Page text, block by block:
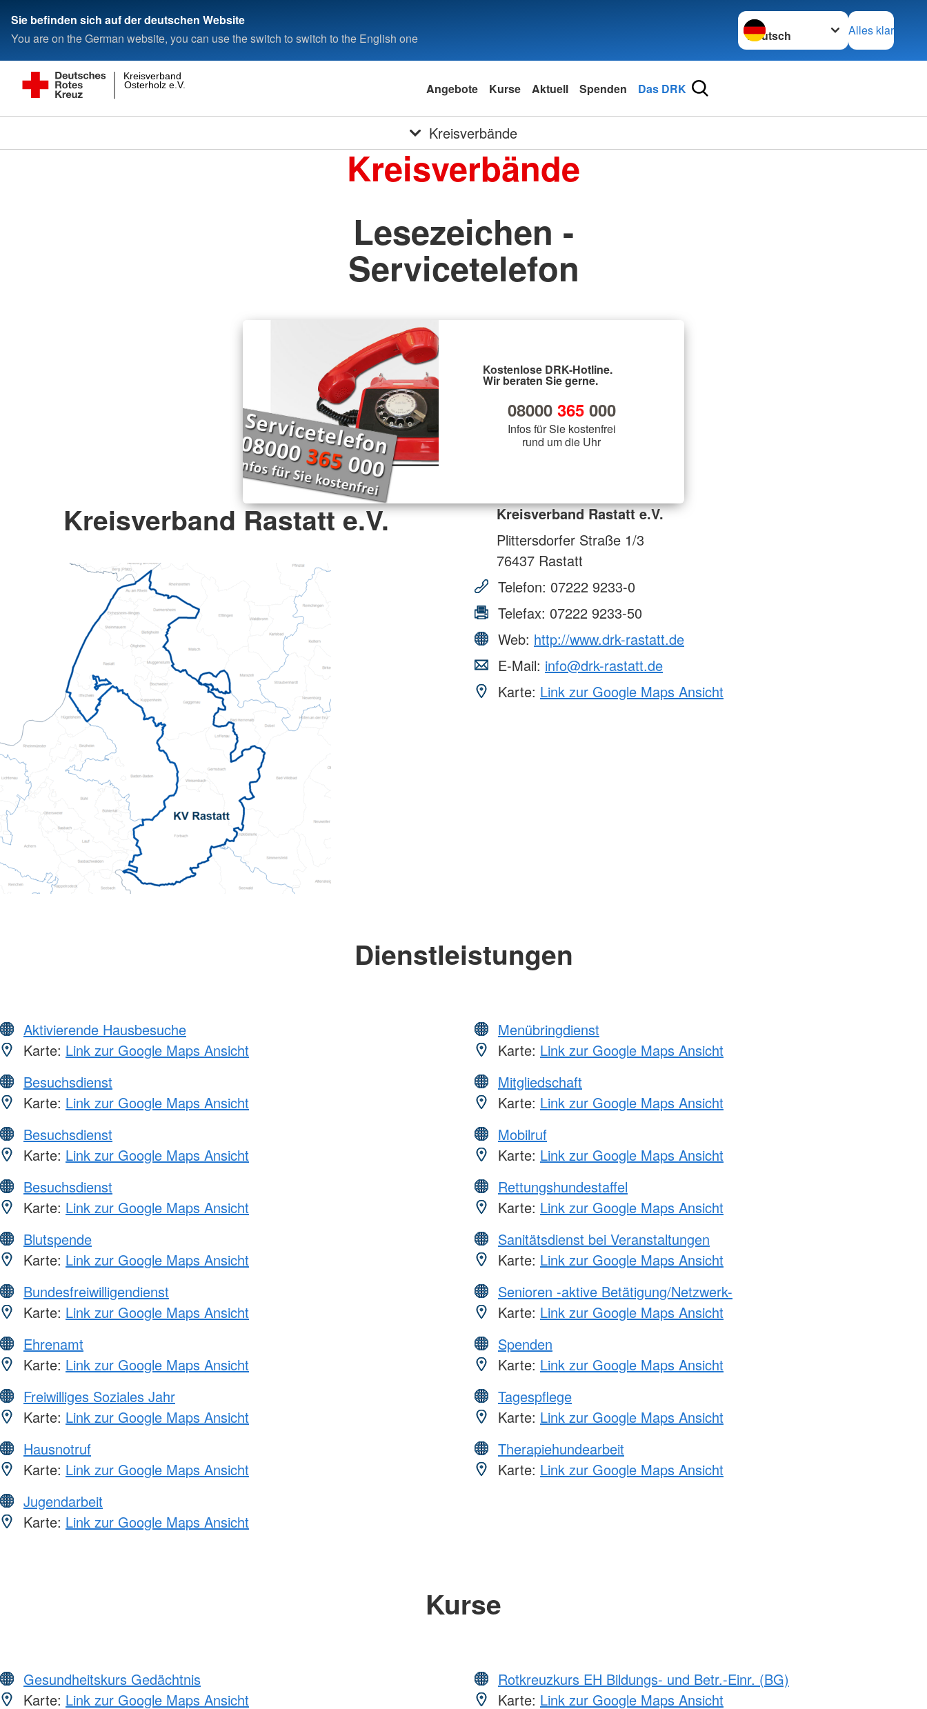
Sie befinden sich auf der deutschen Website
You are on the German website, you can use the switch to switch to the English one
Sprache wechseln zu
Alles klar
Osterholz e.V.
Kreisverband
Angebote Kurse Aktuell Spenden Das DRK
Kreisverbände
Kreisverbände
Lesezeichen -
Servicetelefon
Kostenlose DRK-Hotline.
Wir beraten Sie gerne.
08000 365000
Infos für Sie kostenfrei
rund um die Uhr
Kreisverband Rastatt e.V.
Kreisverband Rastatt e.V.
Plittersdorfer Straße 1/3
76437 Rastatt
Telefon: 07222 9233-0
Telefax: 07222 9233-50
Web: http://www.drk-rastatt.de
E-Mail: info@drk-rastatt.de
Karte: Link zur Google Maps Ansicht
Dienstleistungen
Aktivierende Hausbesuche
Karte: Link zur Google Maps Ansicht
Besuchsdienst
Karte: Link zur Google Maps Ansicht
Besuchsdienst
Karte: Link zur Google Maps Ansicht
Besuchsdienst
Karte: Link zur Google Maps Ansicht
Blutspende
Karte: Link zur Google Maps Ansicht
Bundesfreiwilligendienst
Karte: Link zur Google Maps Ansicht
Ehrenamt
Karte: Link zur Google Maps Ansicht
Freiwilliges Soziales Jahr
Karte: Link zur Google Maps Ansicht
Hausnotruf
Karte: Link zur Google Maps Ansicht
Jugendarbeit
Karte: Link zur Google Maps Ansicht
Menübringdienst
Karte: Link zur Google Maps Ansicht
Mitgliedschaft
Karte: Link zur Google Maps Ansicht
Mobilruf
Karte: Link zur Google Maps Ansicht
Rettungshundestaffel
Karte: Link zur Google Maps Ansicht
Sanitätsdienst bei Veranstaltungen
Karte: Link zur Google Maps Ansicht
Senioren -aktive Betätigung/Netzwerk-
Karte: Link zur Google Maps Ansicht
Spenden
Karte: Link zur Google Maps Ansicht
Tagespflege
Karte: Link zur Google Maps Ansicht
Therapiehundearbeit
Karte: Link zur Google Maps Ansicht
Kurse
Gesundheitskurs Gedächtnis
Karte: Link zur Google Maps Ansicht
Rotkreuzkurs EH Bildungs- und Betr.-Einr. (BG)
Karte: Link zur Google Maps Ansicht